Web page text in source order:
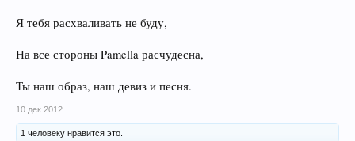
Я тебя расхваливать не буду,
На все стороны Pamella расчудесна,
Ты наш образ, наш девиз и песня.
10 дек 2012
1 человеку нравится это.